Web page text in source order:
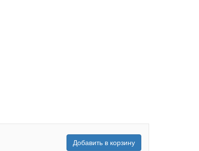
Добавить в корзину